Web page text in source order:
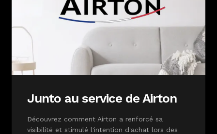
Junto au service de Airton
Découvrez comment Airton a renforcé sa
visibilité et stimulé l'intention d'achat lors des